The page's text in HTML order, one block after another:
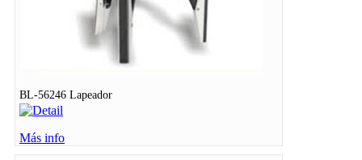
BL-56246 Lapeador
Más info